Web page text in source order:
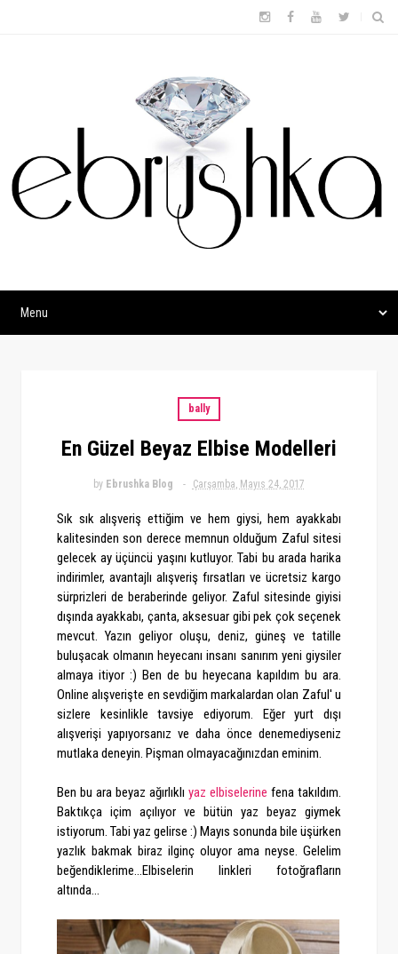
bally
En Güzel Beyaz Elbise Modelleri
by Ebrushka Blog Çarşamba, Mayıs 24, 2017
Sık sık alışveriş ettiğim ve hem giysi, hem ayakkabı
kalitesinden son derece memnun olduğum Zaful sitesi
gelecek ay üçüncü yaşını kutluyor. Tabi bu arada harika
indirimler, avantajlı alışveriş fırsatları ve ücretsiz kargo
sürprizleri de beraberinde geliyor. Zaful sitesinde giyisi
dışında ayakkabı, çanta, aksesuar gibi pek çok seçenek
mevcut. Yazın geliyor oluşu, deniz, güneş ve tatille
buluşacak olmanın heyecanı insanı sanırım yeni giysiler
almaya itiyor :) Ben de bu heyecana kapıldım bu ara.
Online alışverişte en sevdiğim markalardan olan Zaful' u
sizlere kesinlikle tavsiye ediyorum. Eğer yurt dışı
alışverişi yapıyorsanız ve daha önce denemediyseniz
mutlaka deneyin. Pişman olmayacağınızdan eminim.
Ben bu ara beyaz ağırlıklıyaz elbiselerine fena takıldım.
Baktıkça içim açılıyor ve bütün yaz beyaz giymek
istiyorum. Tabi yaz gelirse :) Mayıs sonunda bile üşürken
yazlık bakmak biraz ilginç oluyor ama neyse. Gelelim
beğendiklerime...Elbiselerin linkleri fotoğrafların
altında...